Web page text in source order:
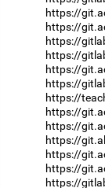
https://
https://
https://
https://
https://
https://
https://
https://
https://
https://
https://
https://
https://